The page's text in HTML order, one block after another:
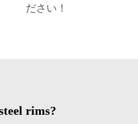
ださい！
rims?